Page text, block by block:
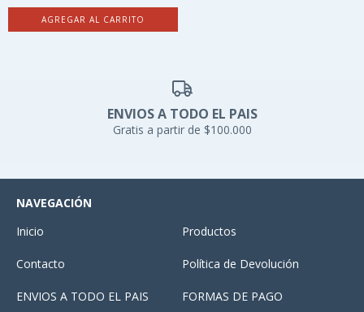
ENVIOS A TODO EL PAIS
Gratis a partir de $100.000
NAVEGACIÓN
Inicio
Productos
Contacto Política de Devolución
ENVIOS A TODO EL PAIS FORMAS DE PAGO